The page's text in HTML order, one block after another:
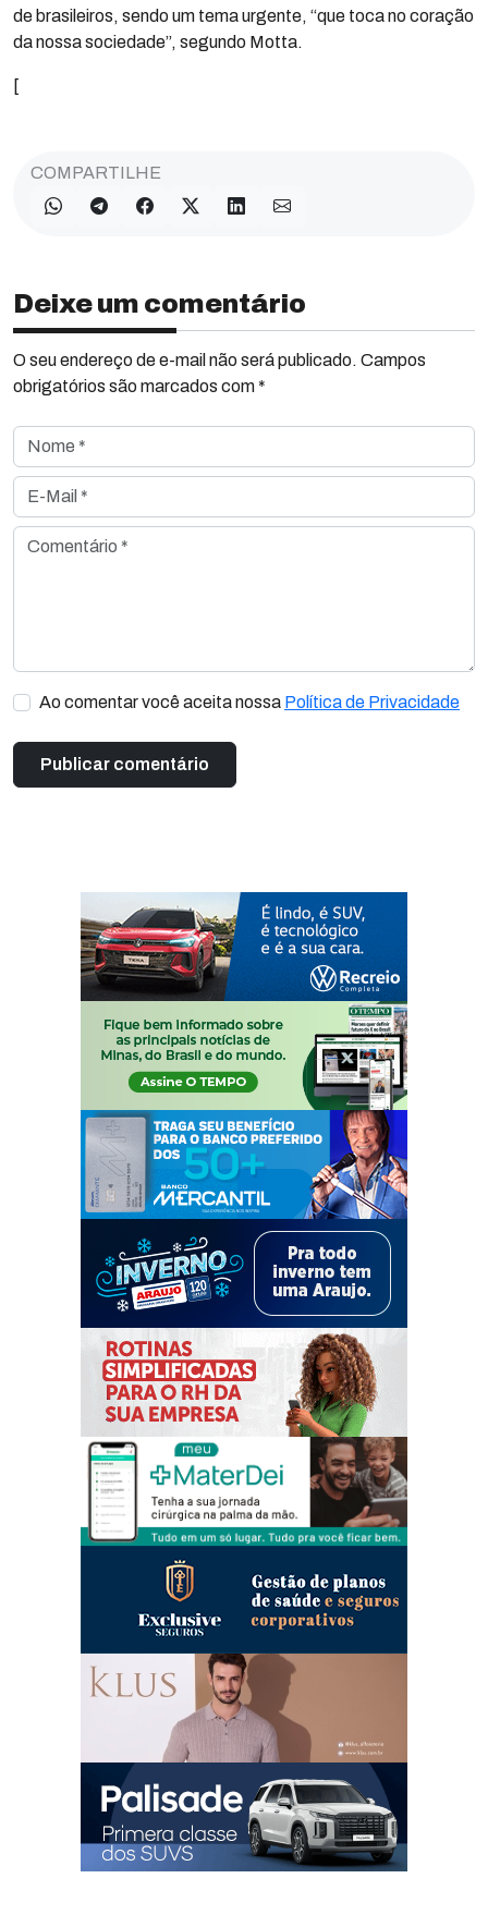
de brasileiros, sendo um tema urgente, “que toca no coração
da nossa sociedade”, segundo Motta.
[
COMPARTILHE
Deixe um comentário
O seu endereço de e-mail não será publicado. Campos
obrigatórios são marcados com *
Nome *
E-Mail *
Comentário *
Ao comentar você aceita nossa Política de Privacidade